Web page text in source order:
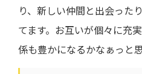
り、新しい仲間と出会った
てます。お互いが個々に充
係も豊かになるかなぁっと思